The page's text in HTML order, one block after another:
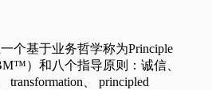
个基于业务哲学称为Principle
）和八个指导原则：诚信、
transformation、 principled